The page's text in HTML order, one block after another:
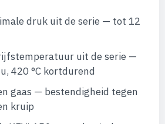
druk uit de serie — tot 12
uit de serie —
420 °C kortdurend
gaas — bestendigheid tegen
kruip